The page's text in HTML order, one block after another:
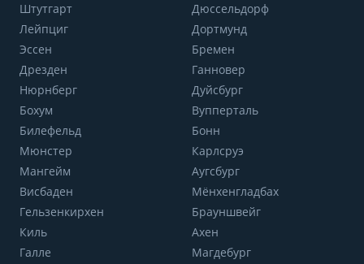
Штутгарт
Дюссельдорф
Лейпциг
Дортмунд
Эссен
Бремен
Дрезден
Ганновер
Нюрнберг
Дуйсбург
Бохум
Вупперталь
Билефельд
Бонн
Мюнстер
Карлсруэ
Мангейм
Аугсбург
Висбаден
Мёнхенгладбах
Гельзенкирхен
Брауншвейг
Киль
Ахен
Галле
Магдебург